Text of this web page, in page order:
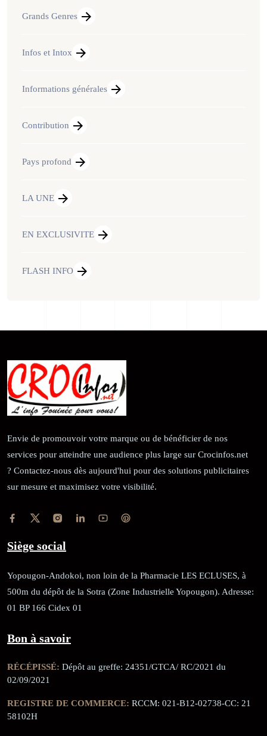
Grands Genres
Infos et Intox
Informations générales
Contribution
Pays profond
LA UNE
EN EXCLUSIVITE
FLASH INFO
Envie de promouvoir votre marque ou de bénéficier de nos
services pour atteindre une audience plus large sur Crocinfos.net
? Contactez-nous dès aujourd'hui pour des solutions publicitaires
sur mesure et maximisez votre visibilité.
Siège social
Yopougon-Andokoi, non loin de la Pharmacie LES ECLUSES, à
500m du dépôt de la Sotra (Zone Industrielle Yopougon). Adresse:
01 BP 166 Cidex 01
Bon à savoir
RÉCÉPISSÉ: Dépôt au greffe: 24351/GTCA/ RC/2021 du
02/09/2021
REGISTRE DE COMMERCE: RCCM: 021-B12-02738-CC: 21
58102H